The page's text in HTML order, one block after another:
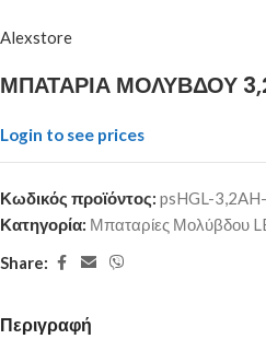
Alexstore
ΜΠΑΤΑΡΙΑ ΜΟΛΥΒΔΟΥ
Login to see prices
Κωδικός προϊόντος: psHGL-
Κατηγορία: Μπαταρίες Μολύβδου
Share:
Περιγραφή